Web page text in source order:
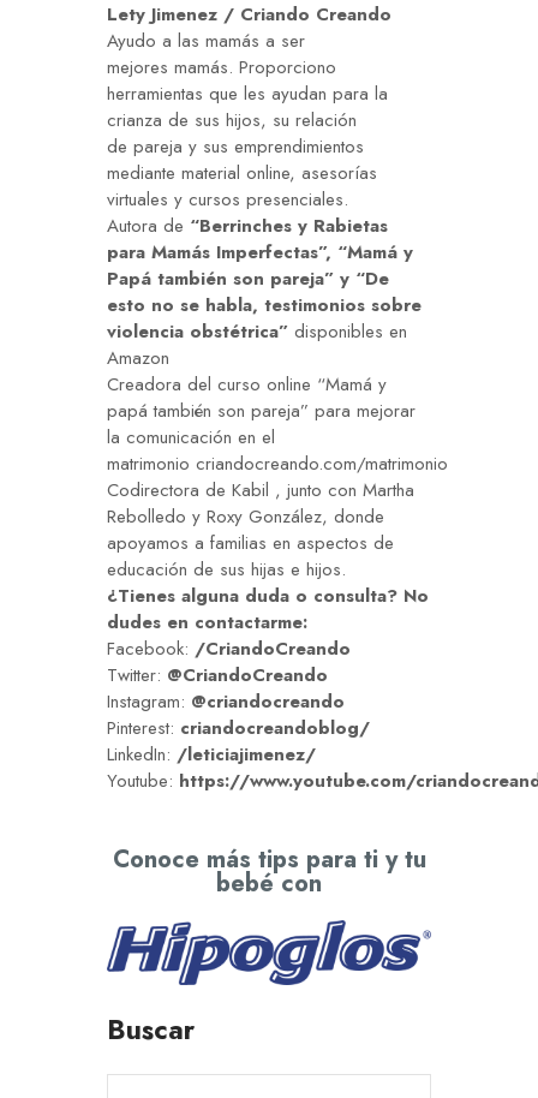
Lety Jimenez / Criando Creando
Ayudo a las mamás a ser
mejores mamás. Proporciono
herramientas que les ayudan para la
crianza de sus hijos, su relación
de pareja y sus emprendimientos
mediante material online, asesorías
virtuales y cursos presenciales.
Autora de “Berrinches y Rabietas
para Mamás Imperfectas”, “Mamá y
Papá también son pareja” y “De
esto no se habla, testimonios sobre
violencia obstétrica” disponibles en
Amazon
Creadora del curso online “Mamá y
papá también son pareja” para mejorar
la comunicación en el
matrimonio criandocreando.com/matrimonio
Codirectora de Kabil , junto con Martha
Rebolledo y Roxy González, donde
apoyamos a familias en aspectos de
educación de sus hijas e hijos.
¿Tienes alguna duda o consulta? No
dudes en contactarme:
Facebook: /CriandoCreando
Twitter: @CriandoCreando
Instagram: @criandocreando
Pinterest: criandocreandoblog/
LinkedIn: /leticiajimenez/
Youtube: https://www.youtube.com/
Conoce más tips para ti y tu
bebé con
Buscar